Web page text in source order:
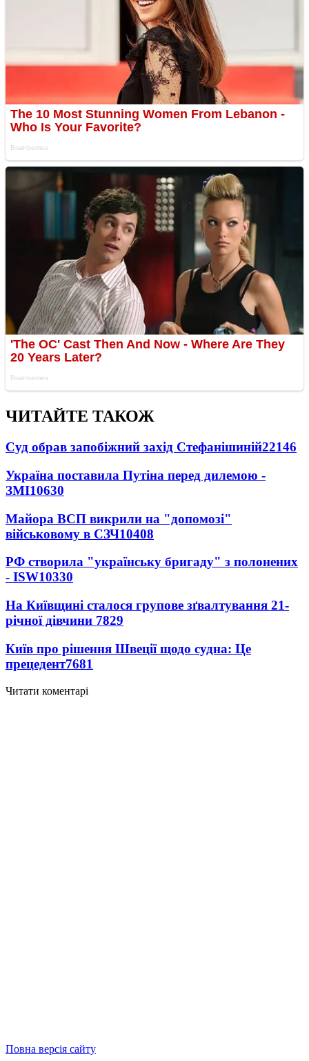
ЧИТАЙТЕ ТАКОЖ
Суд обрав запобіжний захід Стефанішиній22146
Україна поставила Путіна перед дилемою -
ЗМІ10630
Майора ВСП викрили на "допомозі"
військовому в СЗЧ10408
РФ створила "українську бригаду" з полонених
- ISW10330
На Київщині сталося групове зґвалтування 21-
річної дівчини 7829
Київ про рішення Швеції щодо судна: Це
прецедент7681
Читати коментарі
Повна версія сайту